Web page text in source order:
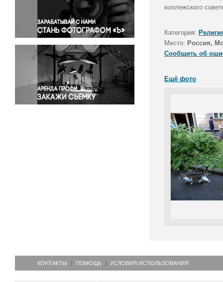
Правосудие
Происшествия и конфликты
Религия
Светская жизнь
Спорт
Экология
Экономика и бизнес
коллежского
Категория:
Место: Россия,
Сообщить об
Ещё фото
КОНТАКТЫ ПОМОЩЬ УСЛОВИЯ ИСПОЛЬЗОВАНИЯ